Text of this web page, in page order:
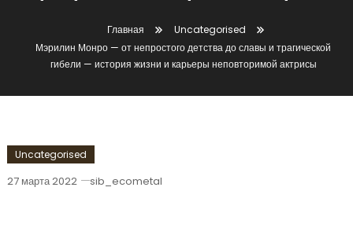
Главная
Uncategorised
Мэрилин Монро — от непростого детства до славы и трагической
гибели — история жизни и карьеры неповторимой актрисы
Uncategorised
27 марта 2022 sib_ecometal